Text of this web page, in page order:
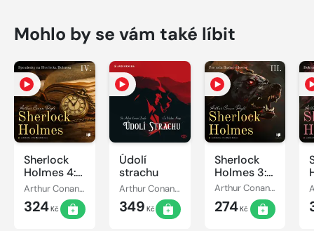
Mohlo by se vám také líbit
Sherlock
Holmes 4:
Spomienky
na
Sherlocka
Holmesa
Arthur Conan Doyle
324Kč
Údolí
strachu
Arthur Conan Doyle
349 Kč
Sherlock
Holmes 3:
Pes rodu
Baskervillovcov
Arthur Conan Doyle
274Kč